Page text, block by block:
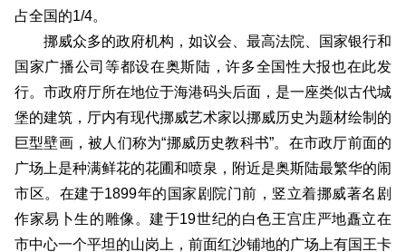
占全国的1/4。
挪威众多的政府机构，如议会、最高法院、国家银行和
国家广播公司等都设在奥斯陆，许多全国性大报也在此发
行。市政府厅所在地位于海港码头后面，是一座类似古代城
堡的建筑，厅内有现代挪威艺术家以挪威历史为题材绘制的
巨型壁画，被人们称为“挪威历史教科书”。在市政厅前面的
广场上是种满鲜花的花圃和喷泉，附近是奥斯陆最繁华的闹
市区。在建于1899年的国家剧院门前，竖立着挪威著名剧
作家易卜生的雕像。建于19世纪的白色王宫庄严地矗立在
市中心一个平坦的山岗上，前面红沙铺地的广场上有国王卡